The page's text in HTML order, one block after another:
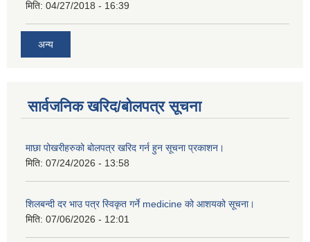
मिति: 04/27/2018 - 16:39
अन्य
सार्वजनिक खरिद/बोलपत्र सूचना
माछा पोखरीहरुको बोलपत्र खरिद गर्न हुन सूचना प्रकाशन।
मिति: 07/24/2026 - 13:58
शिलबन्दी दर भाउ पत्र स्विकृत गर्ने medicine को आशयको सूचना।
मिति: 07/06/2026 - 12:01